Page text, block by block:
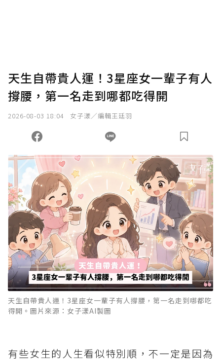
天生自帶貴人運！3星座女一輩子有人
撐腰，第一名走到哪都吃得開
2026-08-03 18:04 女子漾／編輯王廷羽
天生自帶貴人運！3星座女一輩子有人撐腰，第一名走到哪都吃
得開。圖片來源：女子漾AI製圖
有些女生的人生看似特別順，不一定是因為